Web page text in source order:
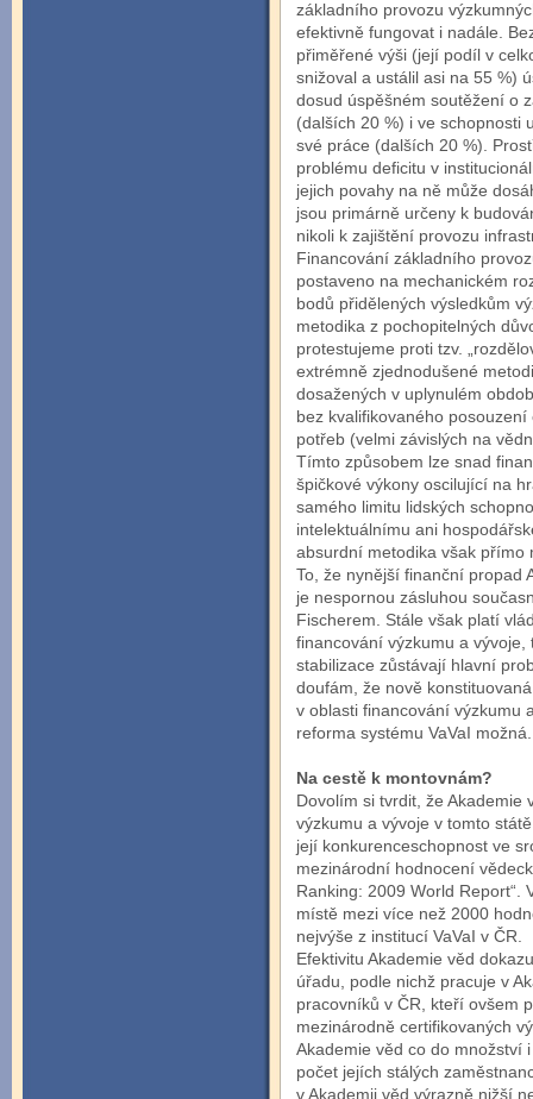
základního provozu
efektivně fungovat i nadále.
přiměřené výši (její podíl v
snižoval a ustálil asi na 55 %)
dosud úspěšném soutěžení o
(dalších 20 %) i ve schopnosti
své práce (dalších 20 %).
problému deficitu v
jejich povahy na ně může
jsou primárně určeny k
nikoli k zajištění provozu
Financování základního
postaveno na mechanickém
bodů přidělených výsledkům
metodika z pochopitelných
protestujeme proti tzv.
extrémně zjednodušené
dosažených v uplynulém
bez kvalifikovaného
potřeb (velmi závislých na
Tímto způsobem lze snad
špičkové výkony oscilující na
samého limitu lidských
intelektuálnímu ani
absurdní metodika však přímo
To, že nynější finanční propad
je nespornou zásluhou
Fischerem. Stále však platí
financování výzkumu a
stabilizace zů­stávají hlavní
doufám, že nově
v oblasti financování výzkumu
reforma systému VaVaI možná.
Na cestě k montovnám?
Dovolím si tvrdit, že Akademie
výzkumu a vývoje v tomto
její konkurenceschopnost ve
mezinárodní hodnocení
Ranking: 2009 World Report“.
místě mezi více než 2000
nejvýše z institucí VaVaI v ČR.
Efektivitu Akademie věd
úřadu, podle nichž pracuje v
pracovníků v ČR, kteří ovšem
mezinárodně certifikovaných
Akademie věd co do množství
počet jejích stálých
v Akademii věd výrazně nižší